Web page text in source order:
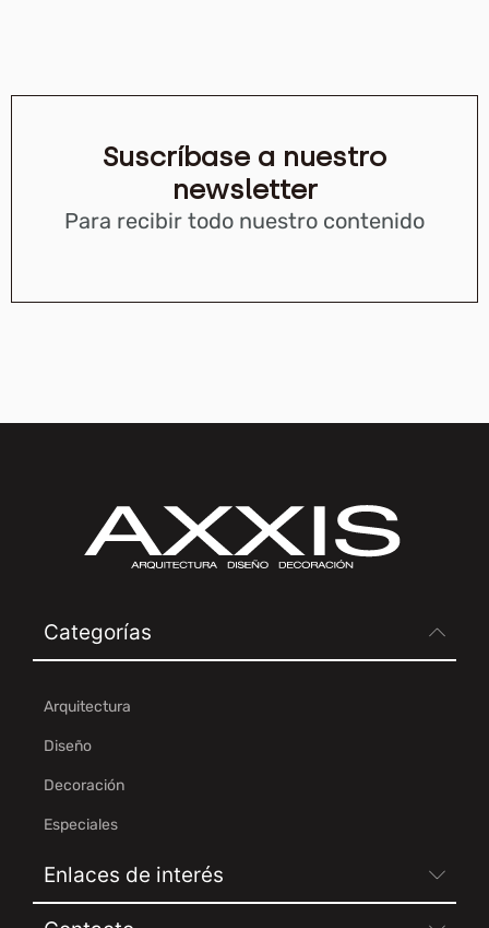
Suscríbase a nuestro
newsletter
Para recibir todo nuestro contenido
Categorías
Arquitectura
Diseño
Decoración
Especiales
Enlaces de interés